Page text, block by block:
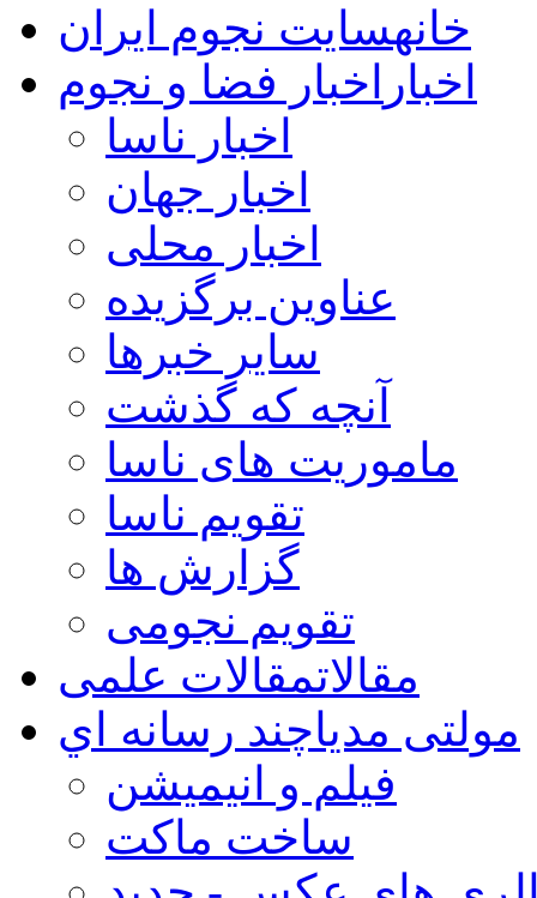
خانهسایت نجوم ایران
اخبار اخبار فضا و نجوم
اخبار ناسا
اخبار جهان
اخبار محلی
عناوین برگزیده
سایر خبرها
آنچه که گذشت
ماموریت های ناسا
تقویم ناسا
گزارش ها
تقویم نجومی
مقالاتمقالات علمی
مولتی مدیاچند رسانه اي
فیلم و انیمیشن
ساخت ماکت